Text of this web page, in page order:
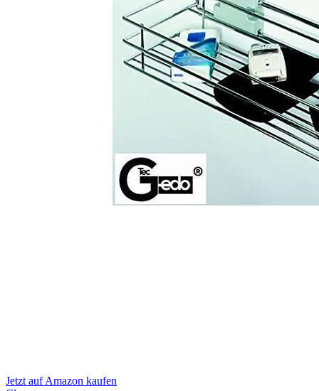
Jetzt auf Amazon kaufen